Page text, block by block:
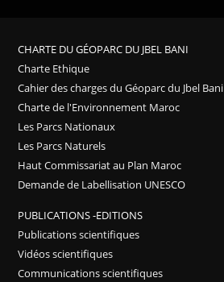
CHARTE DU GÉOPARC DU JBEL BANI
Charte Ethique
Cahier des charges du Géoparc du Jbel Bani
Charte de l'Environnement Maroc
Les Parcs Nationaux
Les Parcs Naturels
Haut Commissariat au Plan Maroc
Demande de Labellisation UNESCO
PUBLICATIONS -EDITIONS
Publications scientifiques
Vidéos scientifiques
Communications scientifiques